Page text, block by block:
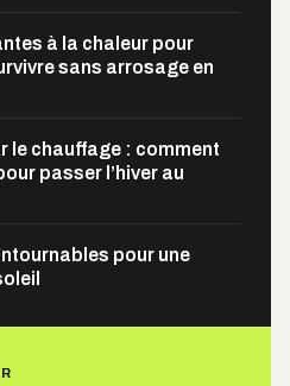
à la chaleur pour
sans arrosage en
le chauffage : comment
passer l’hiver au
pour une